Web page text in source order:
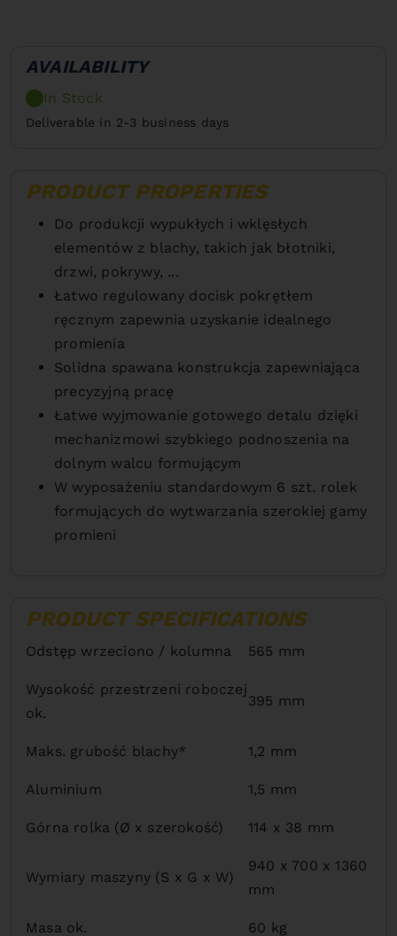
AVAILABILITY
In Stock
Deliverable in 2-3 business days
PRODUCT PROPERTIES
Do produkcji wypukłych i wklęsłych
elementów z blachy, takich jak błotniki,
drzwi, pokrywy, ...
Łatwo regulowany docisk pokrętłem
ręcznym zapewnia uzyskanie idealnego
promienia
Solidna spawana konstrukcja zapewniająca
precyzyjną pracę
Łatwe wyjmowanie gotowego detalu dzięki
mechanizmowi szybkiego podnoszenia na
dolnym walcu formującym
W wyposażeniu standardowym 6 szt. rolek
formujących do wytwarzania szerokiej gamy
promieni
PRODUCT SPECIFICATIONS
Odstęp wrzeciono / kolumna 565 mm
Wysokość przestrzeni roboczej
ok.
395 mm
Maks. grubość blachy* 1,2 mm
Aluminium 1,5 mm
Górna rolka (Ø x szerokość) 114 x 38 mm
Wymiary maszyny (S x G x W)
940 x 700 x 1360
mm
Masa ok. 60 kg